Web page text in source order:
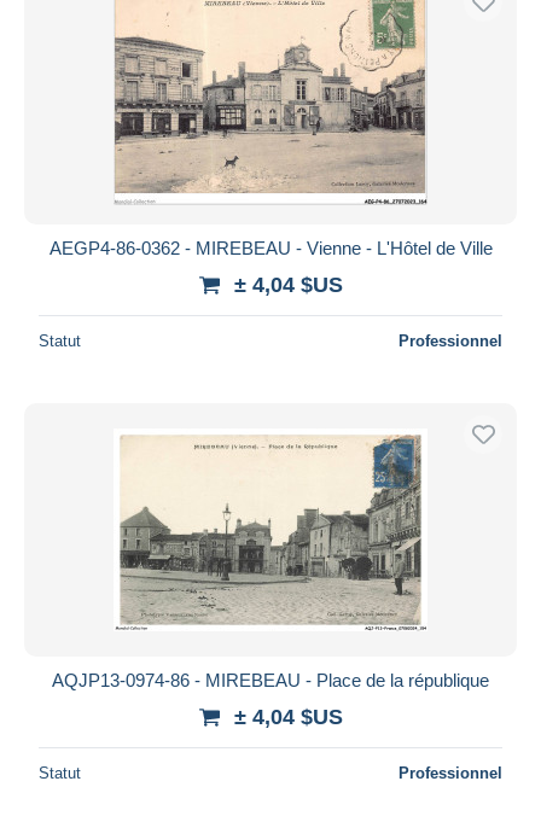
AEGP4-86-0362 - MIREBEAU - Vienne - L'Hôtel de Ville
± 4,04 $US
Statut Professionnel
AQJP13-0974-86 - MIREBEAU - Place de la république
± 4,04 $US
Statut Professionnel